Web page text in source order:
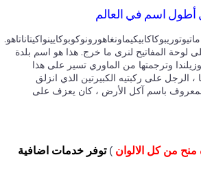
المفاتيح لنرى ما خرج. هذا هو اسم بلدة
وترجمتها من الماوري تسير على هذا
على ركبتيه الكبيرتين الذي انزلق
باسم آكل الأرض ، كان يعزف على
من كل الالوان) توفر خدمات اضافية